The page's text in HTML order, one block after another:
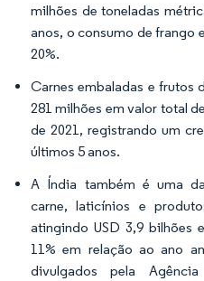
milhões de toneladas
anos, o consumo de frango
20%.
Carnes embaladas e frutos
281 milhões em valor total
de 2021, registrando um
últimos 5 anos.
A Índia também é uma
carne, laticínios e
atingindo USD 3,9 bilhões
11% em relação ao ano
divulgados pela